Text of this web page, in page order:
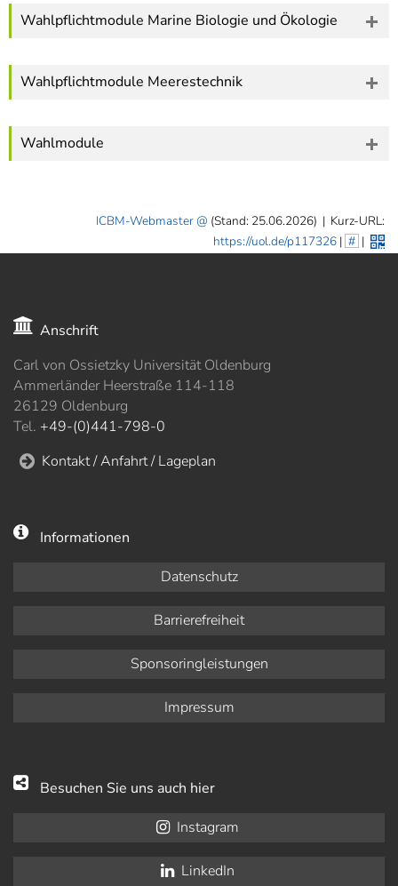
Wahlpflichtmodule Marine Biologie und Ökologie
Wahlpflichtmodule Meerestechnik
Wahlmodule
ICBM-Webmaster (Stand: 25.06.2026) | Kurz-URL:
https://uol.de/p117326| # |
Anschrift
Carl von Ossietzky Universität Oldenburg
Ammerländer Heerstraße 114-118
26129 Oldenburg
Tel. +49-(0)441-798-0
Kontakt / Anfahrt / Lageplan
Informationen
Datenschutz
Barrierefreiheit
Sponsoringleistungen
Impressum
Besuchen Sie uns auch hier
Instagram
LinkedIn